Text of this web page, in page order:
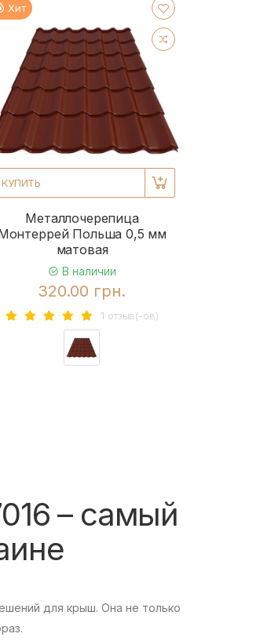
Хит
КУПИТЬ
Металлочерепица
Польша 0,5 мм
матовая
В наличии
320.00 грн.
1 отзыв(-ов)
– самый
для крыш. Она не только